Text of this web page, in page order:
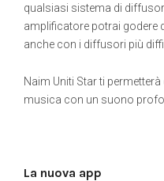
qualsiasi sistema di
amplificatore potrai godere
anche con i diffusori più
Naim Uniti Star ti
musica con un suono
La nuova app